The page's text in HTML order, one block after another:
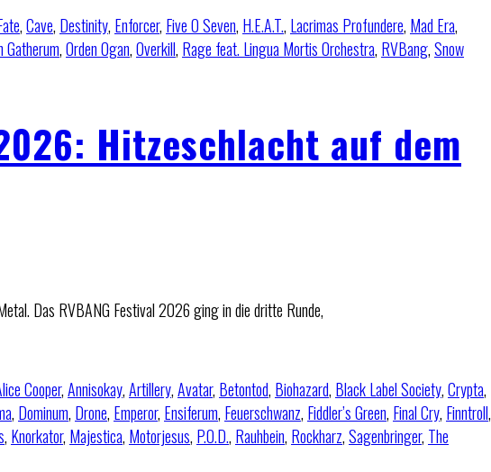
,Cave, Destinity, Enforcer, Five O Seven, H.E.A.T., Lacrimas Profundere, Mad Era,
Gatherum,Orden Ogan,Overkill, Rage feat. Lingua Mortis Orchestra, RVBang,Snow
Hitzeschlacht auf dem
Das RVBANG Festival 2026 ging in die dritte Runde,
Cooper,Annisokay,Artillery,Avatar, Betontod, Biohazard, Black Label Society,Crypta,
, Dominum, Drone, Emperor, Ensiferum, Feuerschwanz, Fiddler’s Green, Final Cry, Finntroll,
, Knorkator, Majestica, Motorjesus, P.O.D., Rauhbein, Rockharz,Sagenbringer, The